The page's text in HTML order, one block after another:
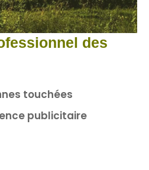
des
touchées
publicitaire